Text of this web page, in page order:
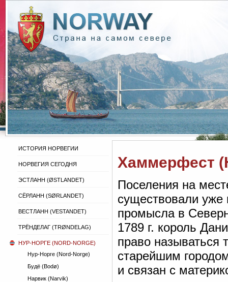
ИСТОРИЯ НОРВЕГИИ
НОРВЕГИЯ СЕГОДНЯ
ЭСТЛАНН (ØSTLANDET)
СЁРЛАНН (SØRLANDET)
ВЕСТЛАНН (VESTANDET)
ТРЁНДЕЛАГ (TRØNDELAG)
НУР-НОРГЕ (NORD-NORGE)
Нур-Норге (Nord-Norge)
Будё (Bodø)
Нарвик (Narvik)
Хаммерфест
Поселения на
существовали
промысла в
1789 г. король
право
старейшим
и связан с